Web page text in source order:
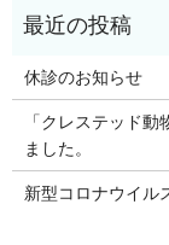
休診のお知らせ
「クレステッド
ました。
新型コロナウイル